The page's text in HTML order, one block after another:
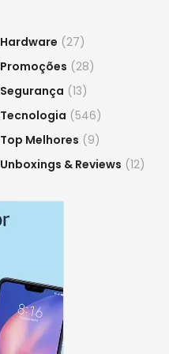
Hardware (27)
Promoções (28)
Segurança (13)
Tecnologia (546)
Top Melhores (9)
Unboxings & Reviews (12)